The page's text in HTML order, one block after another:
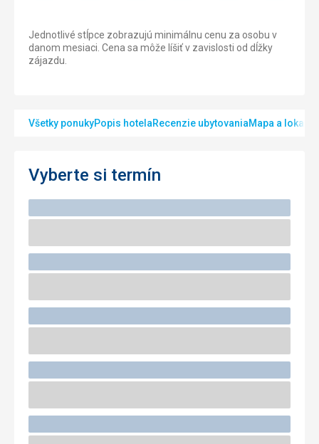
Jednotlivé stĺpce zobrazujú minimálnu cenu za osobu v
danom mesiaci. Cena sa môže líšiť v zavislosti od dĺžky
zájazdu.
Všetky ponukyPopis hotelaRecenzie ubytovaniaMapa a lokalita
Vyberte si termín